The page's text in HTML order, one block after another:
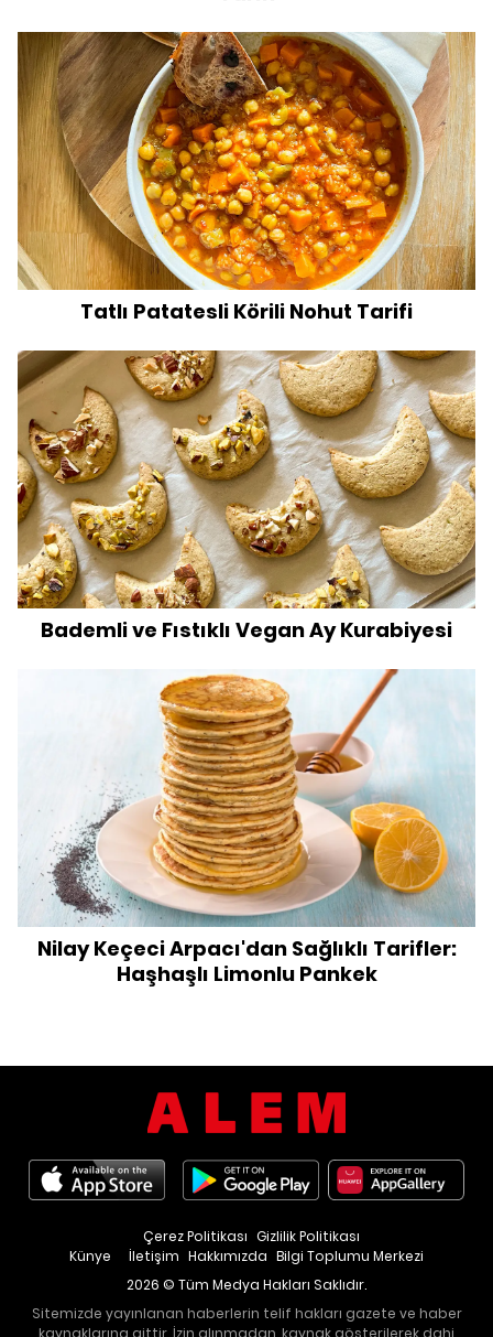
Tatlı Patatesli Körili Nohut Tarifi
Bademli ve Fıstıklı Vegan Ay Kurabiyesi
Nilay Keçeci Arpacı'dan Sağlıklı Tarifler:
Haşhaşlı Limonlu Pankek
Künye İletişim Hakkımızda Bilgi Toplumu Merkezi
Çerez Politikası Gizlilik Politikası
2026 © Tüm Medya Hakları Saklıdır.
Sitemizde yayınlanan haberlerin telif hakları gazete ve haber
kaynaklarına aittir. İzin alınmadan, kaynak gösterilerek dahi